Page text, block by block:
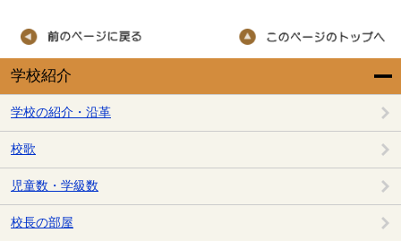
学校紹介
学校の紹介・沿革
校歌
児童数・学級数
校長の部屋